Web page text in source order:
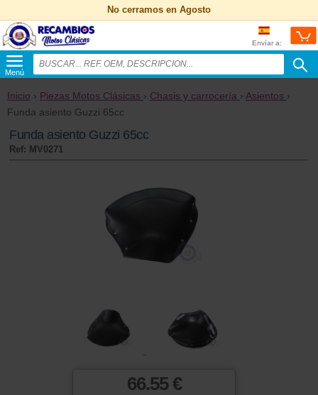
No cerramos en Agosto
Envíar a:
Menú
Inicio › Piezas Motos Clásicas › Chasis y carrocería › Asientos ›
Funda asiento Guzzi 65cc
Funda asiento Guzzi 65cc
Ref: MV0271
66.55 €